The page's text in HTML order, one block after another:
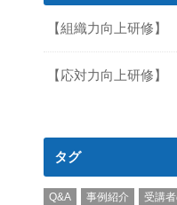
【組織力向上研修】
【応対力向上研修】
タグ
Q&A 事例紹介 受講